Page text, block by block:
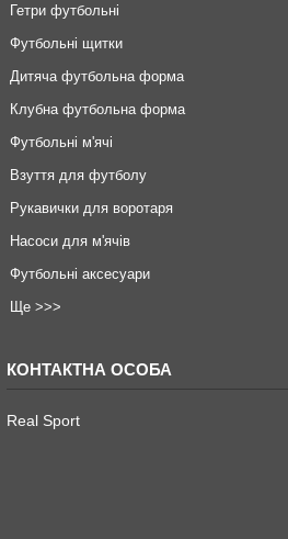
Гетри футбольні
Футбольні щитки
Дитяча футбольна форма
Клубна футбольна форма
Футбольні м'ячі
Взуття для футболу
Рукавички для воротаря
Насоси для м'ячів
Футбольні аксесуари
Ще >>>
Real Sport